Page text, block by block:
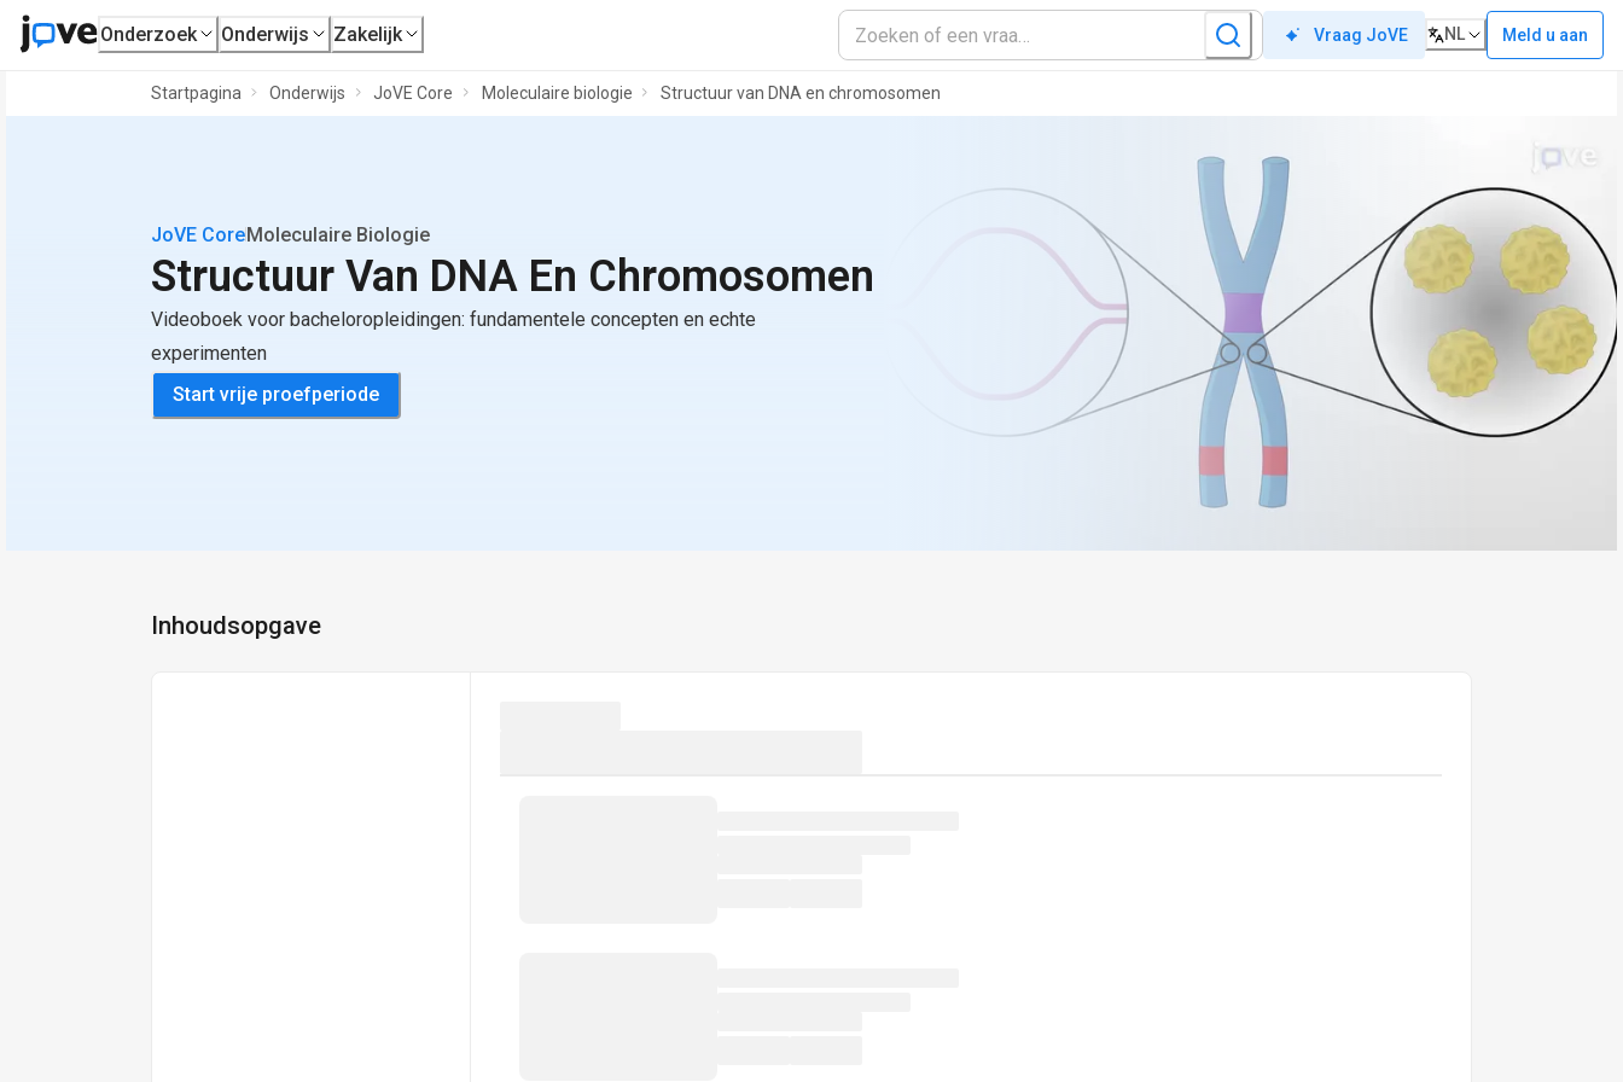
Onderzoek Onderwijs Zakelijk Vraag JoVE NL Meld u aan
Startpagina Onderwijs JoVE Core Moleculaire biologie Structuur van DNA en chromosomen
JoVE CoreMoleculaire Biologie
Structuur Van DNA En Chromosomen
Videoboek voor bacheloropleidingen: fundamentele concepten en echte
experimenten
Start vrije proefperiode
Inhoudsopgave